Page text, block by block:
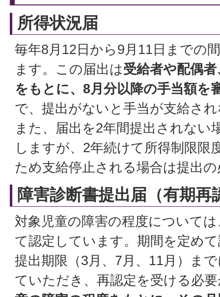
所得状況届
毎年8月12日から9月11日までの
ます。この届出は受給者や配偶
をもとに、8月分以降の手当額を
で、提出がないと手当が支給さ
また、届出を2年間提出されない
しますが、2年続けて所得制限限
ため支給停止される場合は提出
障害診断書提出届（有期再
対象児童の障害の程度について
て認定しています。期間を定め
提出期限（3月、7月、11月）ま
ていただき、再認定を受ける必